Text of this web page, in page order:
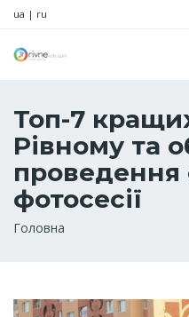
ua | ru
Топ-7
Рівному та
проведення
фотосесії
Рядок
Головна